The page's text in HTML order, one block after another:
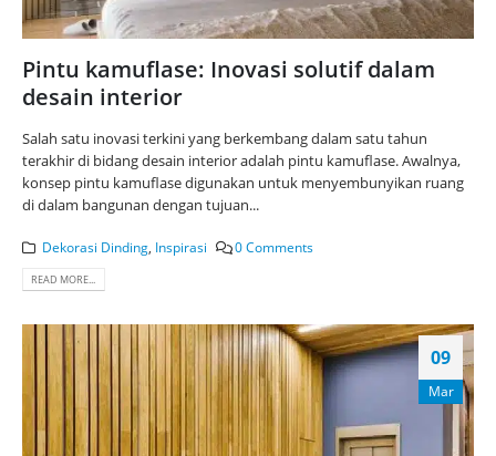
Pintu kamuflase: Inovasi solutif dalam
desain interior
Salah satu inovasi terkini yang berkembang dalam satu tahun
terakhir di bidang desain interior adalah pintu kamuflase. Awalnya,
konsep pintu kamuflase digunakan untuk menyembunyikan ruang
di dalam bangunan dengan tujuan...
Dekorasi Dinding, Inspirasi 0 Comments
READ MORE...
09
Mar